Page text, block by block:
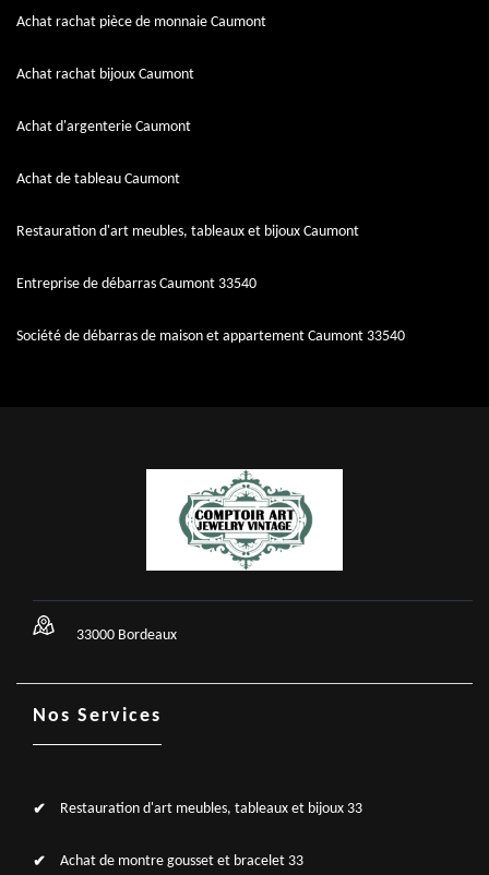
Achat rachat pièce de monnaie Caumont
Achat rachat bijoux Caumont
Achat d'argenterie Caumont
Achat de tableau Caumont
Restauration d'art meubles, tableaux et bijoux Caumont
Entreprise de débarras Caumont 33540
Société de débarras de maison et appartement Caumont 33540
33000 Bordeaux
Nos Services
Restauration d'art meubles, tableaux et bijoux 33
Achat de montre gousset et bracelet 33